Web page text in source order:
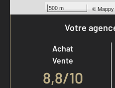
500 m ©Mappy
Votre
Achat
Vente
8,8/10